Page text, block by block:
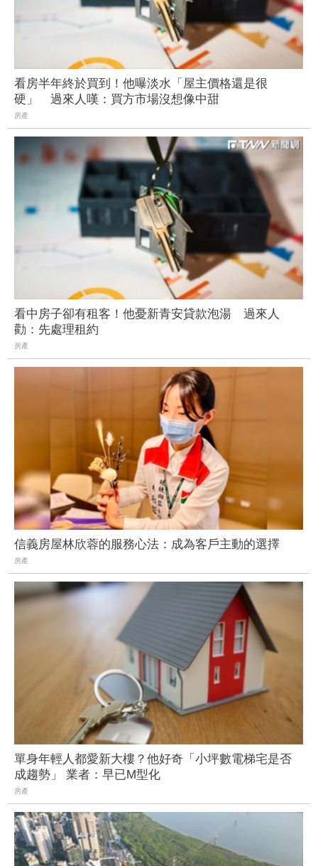
看房半年終於買到！他曝淡水「屋主價格還是很
硬」 過來人嘆：買方市場沒想像中甜
房產
看中房子卻有租客！他憂新青安貸款泡湯 過來人
勸：先處理租約
房產
信義房屋林欣蓉的服務心法：成為客戶主動的選擇
房產
單身年輕人都愛新大樓？他好奇「小坪數電梯宅是否
成趨勢」 業者：早已M型化
房產